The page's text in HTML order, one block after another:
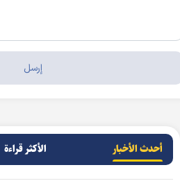
أحدث الأخبار الأکثر قراءة